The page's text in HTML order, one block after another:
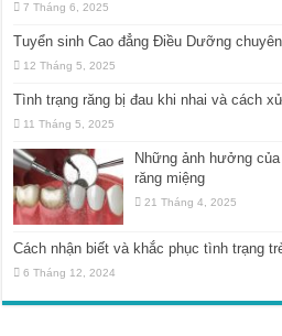
7 Tháng 6, 2025
Tuyển sinh Cao đẳng Điều Dưỡng
12 Tháng 5, 2025
Tình trạng răng bị đau khi nhai và cách
11 Tháng 5, 2025
Những ảnh hưởng
răng miệng
21 Tháng 4, 2025
Cách nhận biết và khắc phục tình trạng
6 Tháng 12, 2024